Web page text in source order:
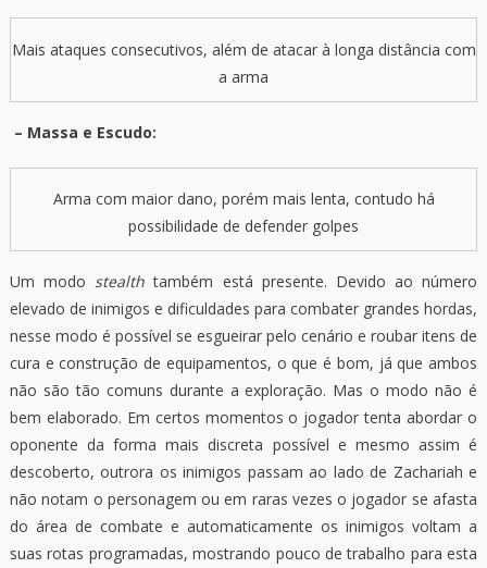
Mais ataques consecutivos, além de atacar à longa distância com
a arma
– Massa e Escudo:
Arma com maior dano, porém mais lenta, contudo há
possibilidade de defender golpes
Um modo stealth também está presente. Devido ao número
elevado de inimigos e dificuldades para combater grandes hordas,
nesse modo é possível se esgueirar pelo cenário e roubar itens de
cura e construção de equipamentos, o que é bom, já que ambos
não são tão comuns durante a exploração. Mas o modo não é
bem elaborado. Em certos momentos o jogador tenta abordar o
oponente da forma mais discreta possível e mesmo assim é
descoberto, outrora os inimigos passam ao lado de Zachariah e
não notam o personagem ou em raras vezes o jogador se afasta
do área de combate e automaticamente os inimigos voltam a
suas rotas programadas, mostrando pouco de trabalho para esta